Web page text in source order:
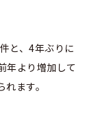
と、4年ぶりに
年より増加して
ます。